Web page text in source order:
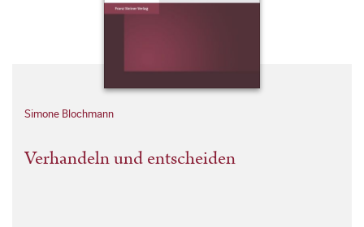
Simone Blochmann
Verhandeln und entscheiden